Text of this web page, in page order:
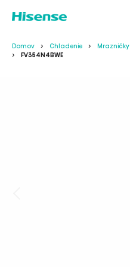
Domov Chladenie Mrazničky
FV354N4BWE